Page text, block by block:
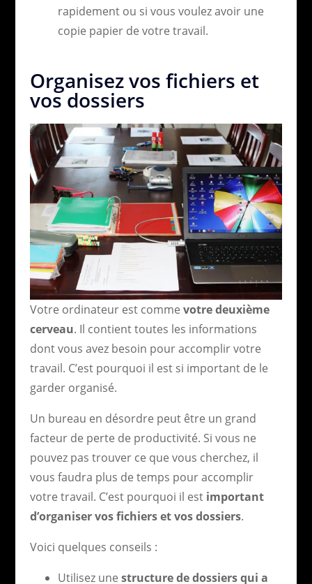
rapidement ou si vous voulez avoir une
copie papier de votre travail.
Organisez vos fichiers et
vos dossiers
Votre ordinateur est comme votre deuxième
cerveau. Il contient toutes les informations
dont vous avez besoin pour accomplir votre
travail. C’est pourquoi il est si important de le
garder organisé.
Un bureau en désordre peut être un grand
facteur de perte de productivité. Si vous ne
pouvez pas trouver ce que vous cherchez, il
vous faudra plus de temps pour accomplir
votre travail. C’est pourquoi il est important
d’organiser vos fichiers et vos dossiers.
Voici quelques conseils :
Utilisez une structure de dossiers qui a